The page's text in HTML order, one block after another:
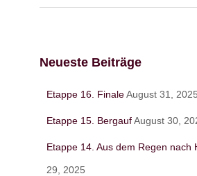
u
n
Neueste Beiträge
Etappe 16. FinaleAugust 31, 2025
Etappe 15. BergaufAugust 30,
Etappe 14. Aus dem Regen nach
29, 2025